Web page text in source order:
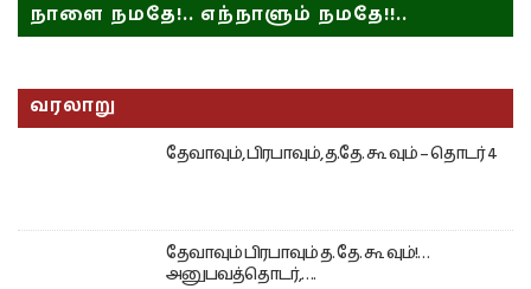
நாளை நமதே!.. எந்நாளும் நமதே!!..
வரலாறு
தேவாவும், பிரபாவும், த.தே. கூ வும் – தொடர் 4
தேவாவும் பிரபாவும் த. தே. கூ வும்!…
அனுபவத்தொடர்,….